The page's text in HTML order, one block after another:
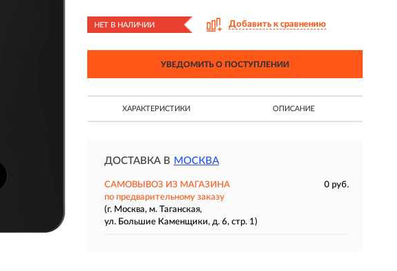
НЕТ В НАЛИЧИИ Добавить к сравнению
УВЕДОМИТЬ О ПОСТУПЛЕНИИ
ХАРАКТЕРИСТИКИ ОПИСАНИЕ
ДОСТАВКА В МОСКВА
САМОВЫВОЗ ИЗ МАГАЗИНА
0 руб.
по предварительному заказу
(г. Москва, м. Таганская,
ул. Большие Каменщики, д. 6, стр. 1)